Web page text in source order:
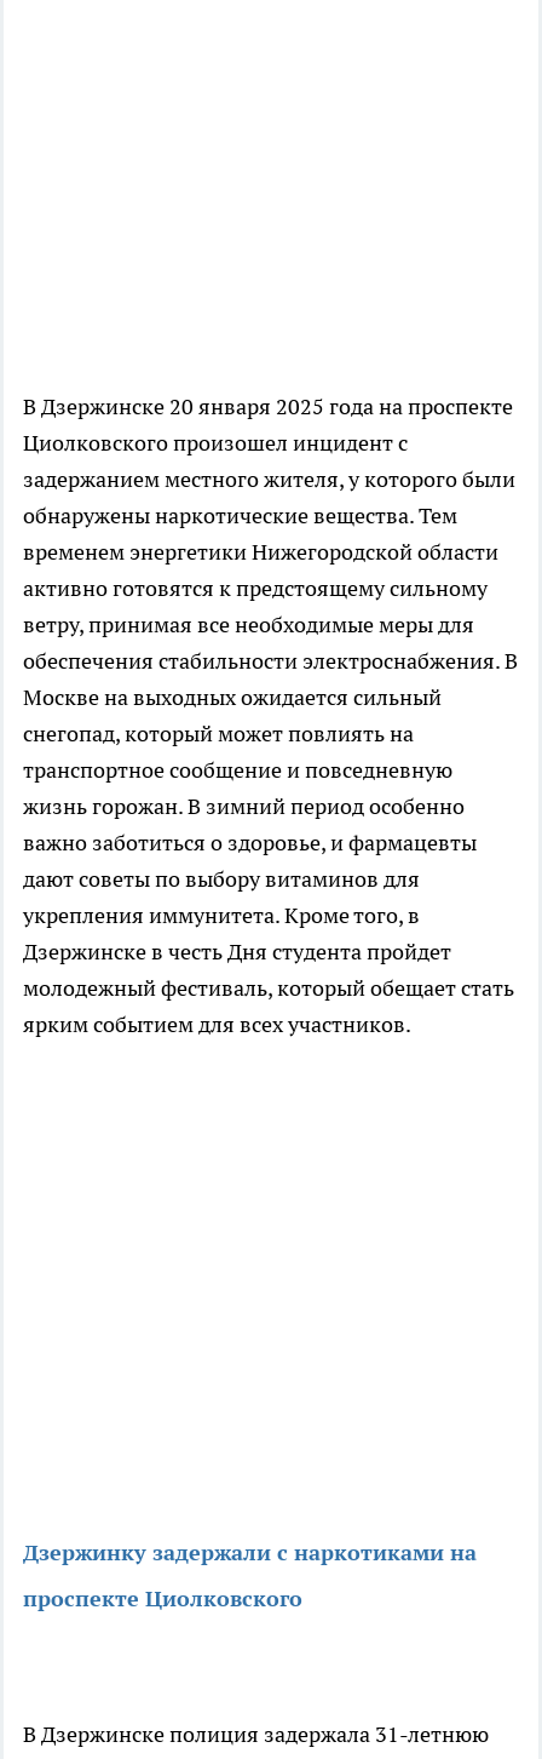
В Дзержинске 20 января 2025 года на проспекте
Циолковского произошел инцидент с
задержанием местного жителя, у которого были
обнаружены наркотические вещества. Тем
временем энергетики Нижегородской области
активно готовятся к предстоящему сильному
ветру, принимая все необходимые меры для
обеспечения стабильности электроснабжения. В
Москве на выходных ожидается сильный
снегопад, который может повлиять на
транспортное сообщение и повседневную
жизнь горожан. В зимний период особенно
важно заботиться о здоровье, и фармацевты
дают советы по выбору витаминов для
укрепления иммунитета. Кроме того, в
Дзержинске в честь Дня студента пройдет
молодежный фестиваль, который обещает стать
ярким событием для всех участников.
Дзержинку задержали с наркотиками на
проспекте Циолковского
В Дзержинске полиция задержала 31-летнюю